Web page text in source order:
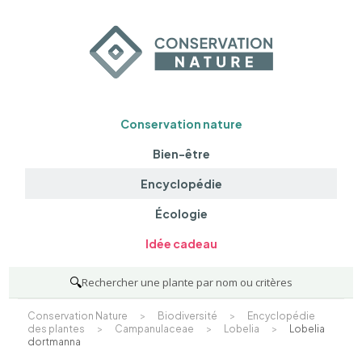
Conservation nature
Bien-être
Encyclopédie
Écologie
Idée cadeau
🔍Rechercher une plante par nom ou critères
Conservation Nature > Biodiversité >
Encyclopédie
des plantes
> Campanulaceae > Lobelia >
Lobelia
dortmanna